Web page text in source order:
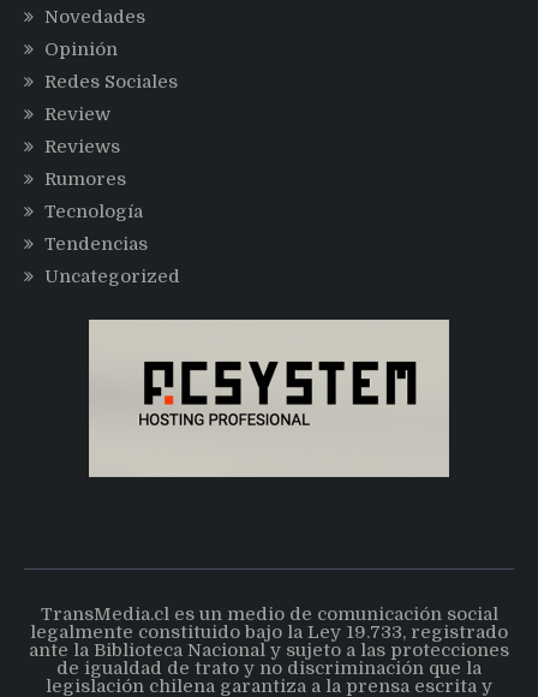
Novedades
Opinión
Redes Sociales
Review
Reviews
Rumores
Tecnología
Tendencias
Uncategorized
TransMedia.cl es un medio de comunicación social
legalmente constituido bajo la Ley 19.733, registrado
ante la Biblioteca Nacional y sujeto a las protecciones
de igualdad de trato y no discriminación que la
legislación chilena garantiza a la prensa escrita y